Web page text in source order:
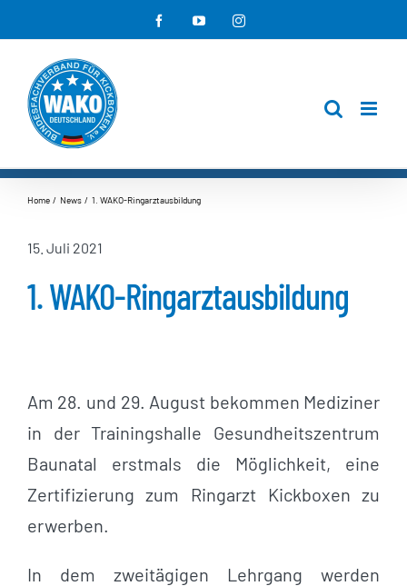
Inhalt
springen
FacebookYouTubeInstagram
Home News 1. WAKO-Ringarztausbildung
15. Juli 2021
1. WAKO-Ringarztausbildung
Am 28. und 29. August bekommen Mediziner
in der Trainingshalle Gesundheitszentrum
Baunatal erstmals die Möglichkeit, eine
Zertifizierung zum Ringarzt Kickboxen zu
erwerben.
In dem zweitägigen Lehrgang werden